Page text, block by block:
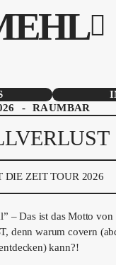
- RAUMBAR
DIE ZEIT TOUR 2026
– Das ist das Motto von
denn warum covern
kann?!